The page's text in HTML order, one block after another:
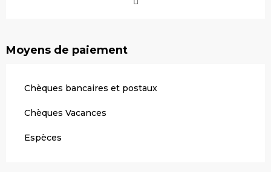
Moyens de paiement
Chèques bancaires et postaux
Chèques Vacances
Espèces